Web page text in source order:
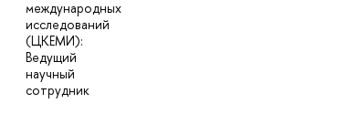
международных
исследований
(ЦКЕМИ):
Ведущий
научный
сотрудник